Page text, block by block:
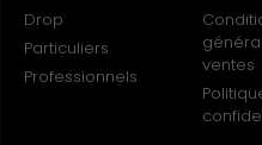
Drop
Particuliers
Professionnels
ventes